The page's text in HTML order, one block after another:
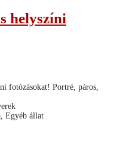
helyszíni
fotózásokat! Portré, páros,
Egyéb állat